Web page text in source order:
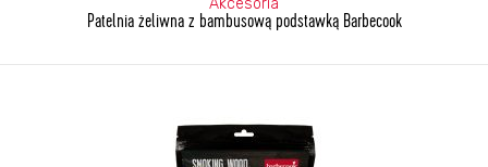
Patelnia żeliwna z bambusową podstawką Barbecook